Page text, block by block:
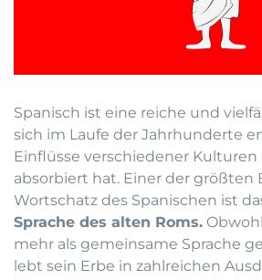
Spanisch ist eine reiche und
sich im Laufe der Jahrhunderte
Einflüsse verschiedener Kulturen
absorbiert hat. Einer der größten
Wortschatz des Spanischen ist
Sprache des alten Roms.
mehr als gemeinsame Sprache
lebt sein Erbe in zahlreichen